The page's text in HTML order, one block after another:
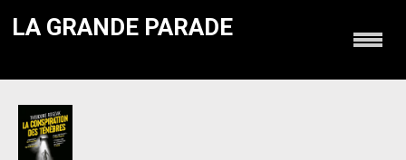
LA GRANDE PARADE